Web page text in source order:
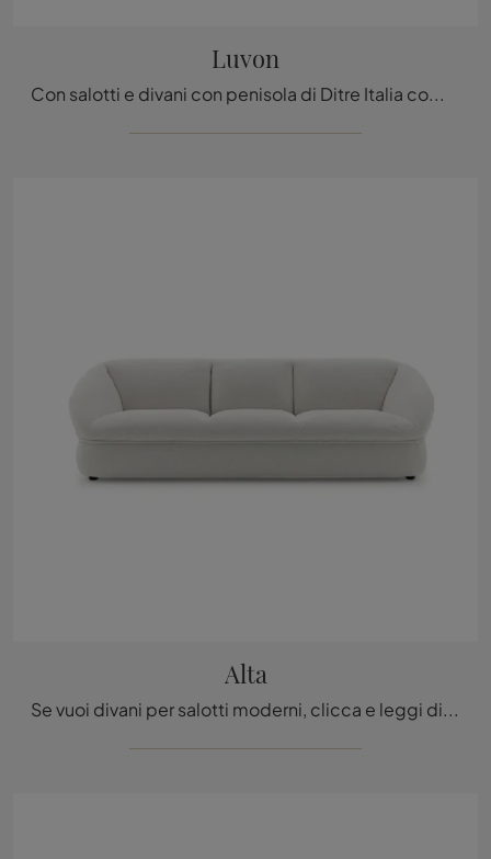
Luvon
Con salotti e divani con penisola di Ditre Italia come il modello Luvon in tessuto, potrai ultimare il tuo progetto d'arredo.
Alta
Se vuoi divani per salotti moderni, clicca e leggi di più sul modello Alta in tessuto del marchio Ditre Italia.